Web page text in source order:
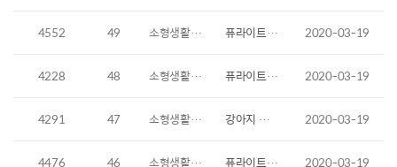
4552 49 소형생활가전 퓨라이트 신발 살균방법 2020-03-19
4228 48 소형생활가전 퓨라이트 칫솔 살균 방법 2020-03-19
4291 47 소형생활가전 강아지 배변패드 살균방법 2020-03-19
4476 46 소형생활가전 퓨라이트 작동 방법 입니다. 2020-03-19